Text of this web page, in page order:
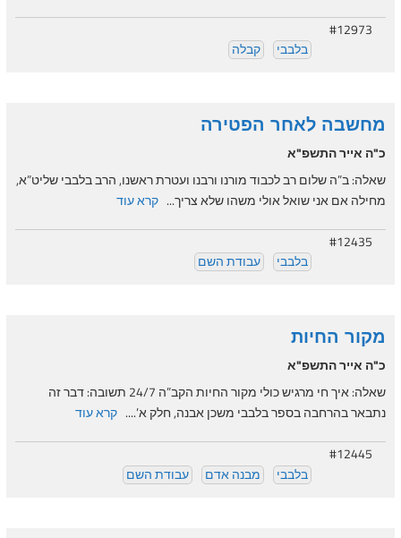
#12973
בלבבי
קבלה
מחשבה לאחר הפטירה
כ"ה אייר התשפ"א
שאלה: ב”ה שלום רב לכבוד מורנו ורבנו ועטרת ראשנו, הרב בלבבי שליט”א,
מחילה אם אני שואל אולי משהו שלא צריך... קרא עוד
#12435
בלבבי
עבודת השם
מקור החיות
כ"ה אייר התשפ"א
שאלה: איך חי מרגיש כולי מקור החיות הקב”ה 24/7 תשובה: דבר זה
נתבאר בהרחבה בספר בלבבי משכן אבנה, חלק א’.... קרא עוד
#12445
בלבבי
מבנה אדם עבודת השם